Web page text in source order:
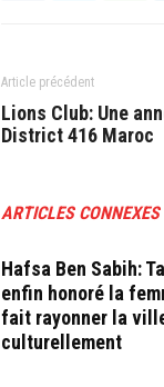
Article précédent
Lions Club: Une
District 416 Maroc
ARTICLES CONNEXES
Hafsa Ben Sabih:
enfin honoré la
fait rayonner la
culturellement